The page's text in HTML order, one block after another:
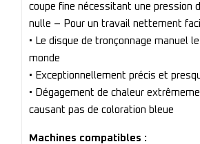
coupe fine nécessitant une pression
nulle – Pour un travail nettement
• Le disque de tronçonnage manuel
monde
• Exceptionnellement précis et
• Dégagement de chaleur
causant pas de coloration bleue
Machines compatibles :